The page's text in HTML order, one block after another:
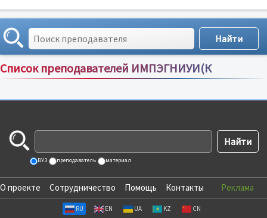
Список преподавателей ИМПЭГНИУИ(К
Сортировка по:имени;рейтингу;отзывам
ВУЗ преподаватель материал
О проекте Сотрудничество Помощь Контакты Реклама
RU EN UA KZ CN